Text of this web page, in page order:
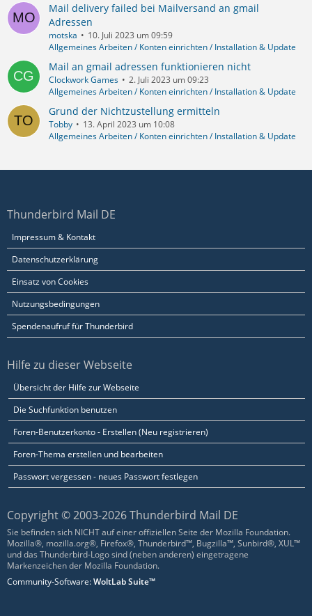
Mail delivery failed bei Mailversand an gmail
Adressen
motska
10. Juli 2023 um 09:59
Allgemeines Arbeiten / Konten einrichten / Installation & Update
Mail an gmail adressen funktionieren nicht
Clockwork Games
2. Juli 2023 um 09:23
Allgemeines Arbeiten / Konten einrichten / Installation & Update
Grund der Nichtzustellung ermitteln
Tobby
13. April 2023 um 10:08
Allgemeines Arbeiten / Konten einrichten / Installation & Update
Thunderbird Mail DE
Impressum & Kontakt
Datenschutzerklärung
Einsatz von Cookies
Nutzungsbedingungen
Spendenaufruf für Thunderbird
Hilfe zu dieser Webseite
Übersicht der Hilfe zur Webseite
Die Suchfunktion benutzen
Foren-Benutzerkonto - Erstellen (Neu registrieren)
Foren-Thema erstellen und bearbeiten
Passwort vergessen - neues Passwort festlegen
Copyright © 2003-2026 Thunderbird Mail DE
Sie befinden sich NICHT auf einer offiziellen Seite der Mozilla Foundation.
Mozilla®, mozilla.org®, Firefox®, Thunderbird™, Bugzilla™, Sunbird®, XUL™
und das Thunderbird-Logo sind (neben anderen) eingetragene
Markenzeichen der Mozilla Foundation.
Community-Software:WoltLab Suite™